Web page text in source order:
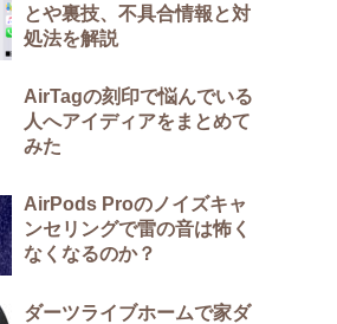
とや裏技、不具合情報と対
処法を解説
AirTagの刻印で悩んでいる
人へアイディアをまとめて
みた
AirPods Proのノイズキャ
ンセリングで雷の音は怖く
なくなるのか？
ダーツライブホームで家ダ